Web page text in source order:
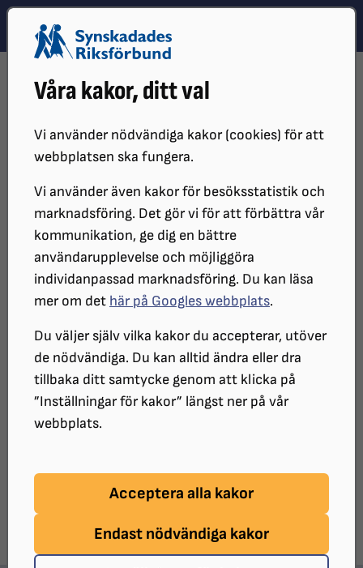
Våra kakor, ditt val
Vi använder nödvändiga kakor (cookies) för att
webbplatsen ska fungera.
Vi använder även kakor för besöksstatistik och
marknadsföring. Det gör vi för att förbättra vår
kommunikation, ge dig en bättre
användarupplevelse och möjliggöra
individanpassad marknadsföring. Du kan läsa
mer om det här på Googles webbplats.
Du väljer själv vilka kakor du accepterar, utöver
de nödvändiga. Du kan alltid ändra eller dra
tillbaka ditt samtycke genom att klicka på
”Inställningar för kakor” längst ner på vår
webbplats.
Acceptera alla kakor
Endast nödvändiga kakor
Hoppa till innehåll
Hoppa till hitta snabbt
DISTRIKT
SRF VÄSTMANLAND
Lokalföreningar i SRF
Västmanland
Här hittar du Synskadades Riksförbunds
lokalföreningar i Västmanland.
Föreningarna finns i Arboga, Köping-Kungsör,
Norringarna, Sala-Heby och Västerås-Kolbäcksdalen
och samlar personer med synnedsättning i
respektive område.
DELA: